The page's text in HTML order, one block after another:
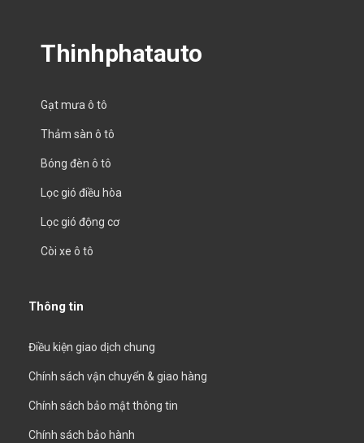
Thinhphatauto
Gạt mưa ô tô
Thảm sàn ô tô
Bóng đèn ô tô
Lọc gió điều hòa
Lọc gió động cơ
Còi xe ô tô
Thông tin
Điều kiện giao dịch chung
Chính sách vận chuyển & giao hàng
Chính sách bảo mật thông tin
Chính sách bảo hành